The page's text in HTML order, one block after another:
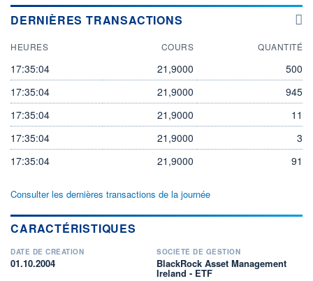
DERNIÈRES TRANSACTIONS
HEURES COURS QUANTITÉ
17:35:04 21,9000
500
17:35:04
21,9000
945
17:35:04
21,9000
11
17:35:04
21,9000
3
17:35:04
21,9000 91
Consulter les dernières transactions de la journée
CARACTÉRISTIQUES
DATE DE CRÉATION
01.10.2004
SOCIÉTÉ DE GESTION
BlackRock Asset Management
Ireland - ETF